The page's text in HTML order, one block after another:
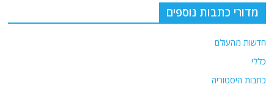
מדורי כתבות נוספים
חדשות מהעולם
כללי
כתבות היסטוריה